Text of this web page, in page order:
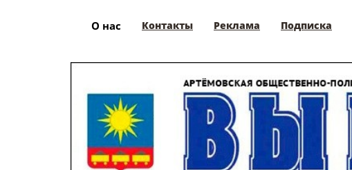
О нас Контакты Реклама Подписка